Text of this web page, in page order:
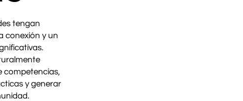
tengan
conexión y un
competencias,
y generar